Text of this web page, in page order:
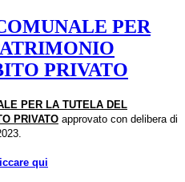
PER
PRIVATO
PER LA TUTELA DEL
PRIVATO approvato con delibera di
qui